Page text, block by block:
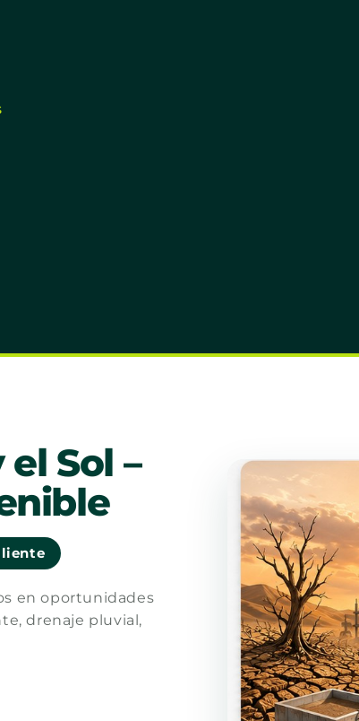
Sol –
en oportunidades
drenaje pluvial,